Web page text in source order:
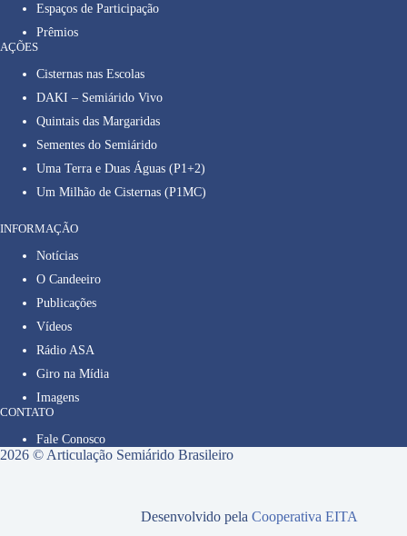
Espaços de Participação
Prêmios
AÇÕES
Cisternas nas Escolas
DAKI – Semiárido Vivo
Quintais das Margaridas
Sementes do Semiárido
Uma Terra e Duas Águas (P1+2)
Um Milhão de Cisternas (P1MC)
INFORMAÇÃO
Notícias
O Candeeiro
Publicações
Vídeos
Rádio ASA
Giro na Mídia
Imagens
CONTATO
Fale Conosco
2026 © Articulação Semiárido Brasileiro
Desenvolvido pelaCooperativa EITA